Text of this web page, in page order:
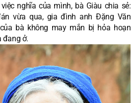
nghĩa của mình, bà Giàu chia sẻ:
vừa qua, gia đình anh Đặng Văn
bà không may mắn bị hỏa hoạn
đang ở.